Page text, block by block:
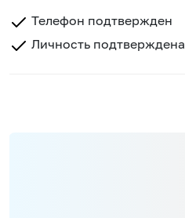
Телефон подтвержден
Личность подтверждена